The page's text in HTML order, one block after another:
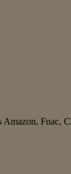
Amazon, Fnac,